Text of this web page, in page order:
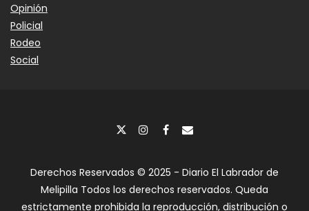
Opinión
Policial
Rodeo
Social
Derechos Reservados © 2025 - Diario El Labrador de
Melipilla Todos los derechos reservados. Queda
estrictamente prohibida la reproducción, distribución o